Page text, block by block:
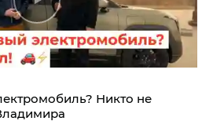
Никто не